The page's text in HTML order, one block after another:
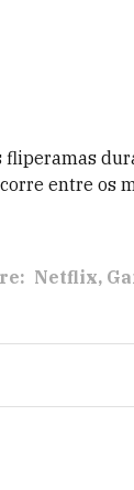
fliperamas
entre os
Netflix